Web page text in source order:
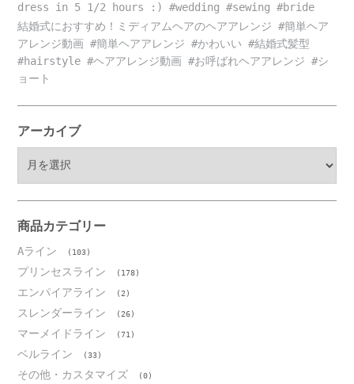
dress in 5 1/2 hours :) #wedding #sewing #bride
結婚式におすすめ！ミディアムヘアのヘアアレンジ #簡単ヘア
アレンジ動画 #簡単ヘアアレンジ #かわいい #結婚式髪型
#hairstyle #ヘアアレンジ動画 #お呼ばれヘアアレンジ #シ
ョート
アーカイブ
ブ
商品カテゴリー
Aライン (103)
プリンセスライン (178)
エンパイアライン (2)
スレンダーライン (26)
マーメイドライン (71)
ベルライン (33)
その他・カスタマイズ (0)